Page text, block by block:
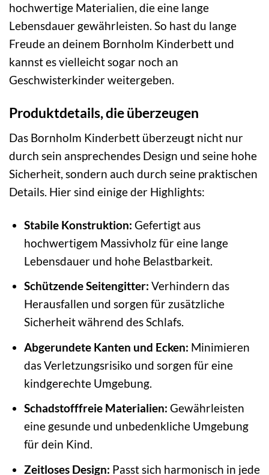
hochwertige Materialien, die eine lange
Lebensdauer gewährleisten. So hast du lange
Freude an deinem Bornholm Kinderbett und
kannst es vielleicht sogar noch an
Geschwisterkinder weitergeben.
Produktdetails, die überzeugen
Das Bornholm Kinderbett überzeugt nicht nur
durch sein ansprechendes Design und seine hohe
Sicherheit, sondern auch durch seine praktischen
Details. Hier sind einige der Highlights:
Stabile Konstruktion: Gefertigt aus
hochwertigem Massivholz für eine lange
Lebensdauer und hohe Belastbarkeit.
Schützende Seitengitter: Verhindern das
Herausfallen und sorgen für zusätzliche
Sicherheit während des Schlafs.
Abgerundete Kanten und Ecken: Minimieren
das Verletzungsrisiko und sorgen für eine
kindgerechte Umgebung.
Schadstofffreie Materialien: Gewährleisten
eine gesunde und unbedenkliche Umgebung
für dein Kind.
Zeitloses Design: Passt sich harmonisch in jede